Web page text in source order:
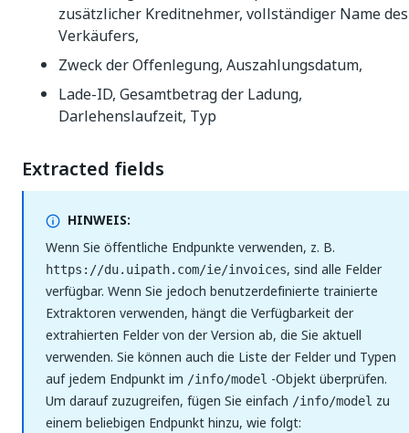
zusätzlicher Kreditnehmer, vollständiger Name des
Verkäufers,
Zweck der Offenlegung, Auszahlungsdatum,
Lade-ID, Gesamtbetrag der Ladung,
Darlehenslaufzeit, Typ
Extracted fields
HINWEIS:
Wenn Sie öffentliche Endpunkte verwenden, z. B.
https://du.uipath.com/ie/invoices, sind alle Felder
verfügbar. Wenn Sie jedoch benutzerdefinierte trainierte
Extraktoren verwenden, hängt die Verfügbarkeit der
extrahierten Felder von der Version ab, die Sie aktuell
verwenden. Sie können auch die Liste der Felder und Typen
auf jedem Endpunkt im /info/model -Objekt überprüfen.
Um darauf zuzugreifen, fügen Sie einfach /info/model zu
einem beliebigen Endpunkt hinzu, wie folgt: